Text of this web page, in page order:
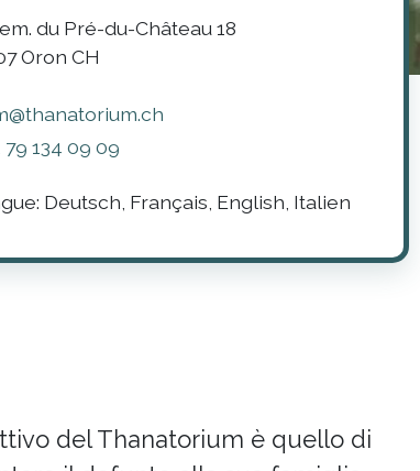
du Pré-du-Château 18
Oron CH
79 134 09 09
Deutsch, Français, English, Italien
del Thanatorium è quello di